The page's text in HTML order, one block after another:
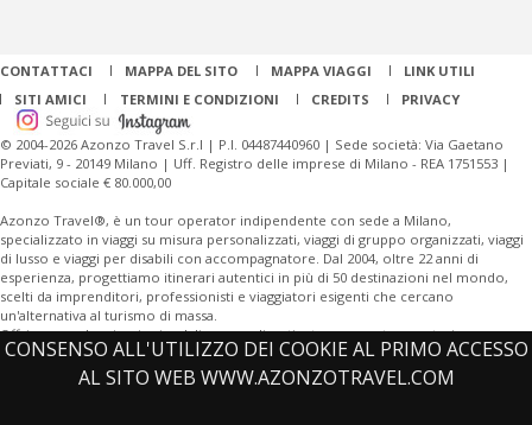
CONSENSO ALL'UTILIZZO DEI COOKIE AL PRIMO ACCESSO
AL SITO WEB WWW.AZONZOTRAVEL.COM
CONTATTACI MAPPA DEL SITO MAPPA VIAGGI
LINK UTILI
SITI AMICI
TERMINI E CONDIZIONI CREDITS PRIVACY
© 2004-2026 Azonzo Travel S.r.l | P.I. 04487440960 | Sede società: Via Gaetano
Previati, 9 - 20149 Milano | Uff. Registro delle imprese di Milano - REA 1751553 |
Capitale sociale € 80.000,00
Azonzo Travel®, è un tour operator indipendente con sede a Milano,
specializzato in viaggi su misura personalizzati, viaggi di gruppo organizzati, viaggi
di lusso e viaggi per disabili con accompagnatore. Dal 2004, oltre 22 anni di
esperienza, progettiamo itinerari autentici in più di 50 destinazioni nel mondo,
scelti da imprenditori, professionisti e viaggiatori esigenti che cercano
un'alternativa al turismo di massa.
Offriamo anche viaggi aziendali personalizzati e tour operator per turismo
sostenibile.